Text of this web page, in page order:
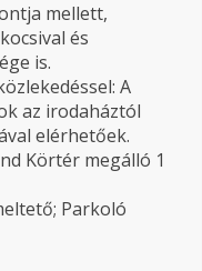
mellett,
és
is.
A
az irodaháztól
elérhetőek.
Körtér megálló 1
Parkoló